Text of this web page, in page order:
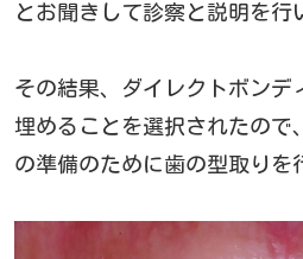
とお聞きして診察と説明を行
その結果、ダイレクトボンデ
埋めることを選択されたので
の準備のために歯の型取りを